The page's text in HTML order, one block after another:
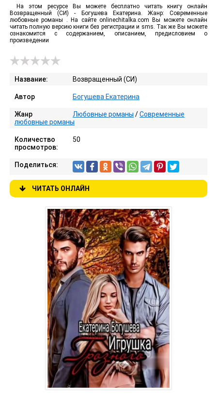
На этом ресурсе Вы можете бесплатно читать книгу онлайн
Возвращенный (СИ) - Богушева Екатерина. Жанр: Современные
любовные романы . На сайте onlinechitalka.com Вы можете онлайн
читать полную версию книги без регистрации и sms. Так же Вы можете
ознакомится с содержанием, описанием, предисловием о
произведении
Название: Возвращенный (СИ)
Автор Богушева Екатерина
Жанр Любовные романы /Современные
любовные романы
Количество
просмотров:
50
Поделиться:
ЧИТАТЬ ОНЛАЙН